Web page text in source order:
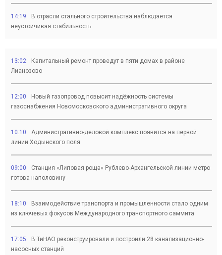
14:19
В отрасли стального строительства наблюдается
неустойчивая стабильность
13:02
Капитальный ремонт проведут в пяти домах в районе
Лианозово
12:00
Новый газопровод повысит надёжность системы
газоснабжения Новомосковского административного округа
10:10
Административно-деловой комплекс появится на первой
линии Ходынского поля
09:00
Станция «Липовая роща» Рублево-Архангельской линии метро
готова наполовину
18:10
Взаимодействие транспорта и промышленности стало одним
из ключевых фокусов Международного транспортного саммита
17:05
В ТиНАО реконструировали и построили 28 канализационно-
насосных станций